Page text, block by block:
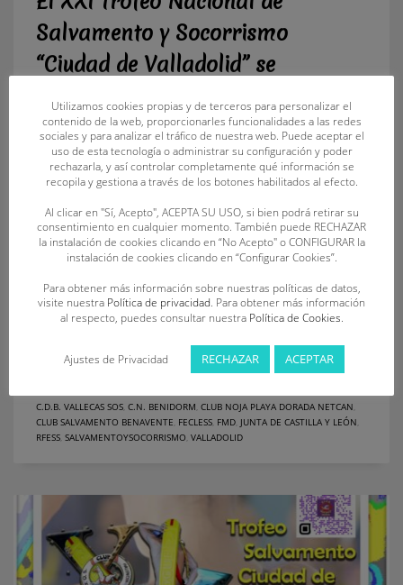
Salvamento y Socorrismo
“Ciudad de Valladolid” se
celebrará los días 23 y 24 de
marzo
JUEVES, 21 MARZO 2024 BYFECLESS
La competición reunirá cerca de 350 socorristas de 14 clubes
de cuatro Comunidades Autónomas La vigésimo primera
edición del Trofeo Nacional de Salvamento y Socorrismo
Clubes, que cuenta con pruebas de piscina y de arena, se
celebrará el sábado día 23 de marzo en
PUBLISHED IN DEPORTE,NOTICIAS
C.A. TELENO SALVAMENTO,C.D. OCA SOS,C.D.
C.D.B. VALLECAS SOS C.N. BENIDORM CLUB NOJA PLAYA DORADA NETCAN
CLUB SALVAMENTO BENAVENTE FECLESS FMD JUNTA DE CASTILLA Y LEÓN
RFESS SALVAMENTOYSOCORRISMO VALLADOLID
Utilizamos cookies propias y de terceros para personalizar el
contenido de la web, proporcionarles funcionalidades a las redes
sociales y para analizar el tráfico de nuestra web. Puede aceptar el
uso de esta tecnología o administrar su configuración y poder
rechazarla, y así controlar completamente qué información se
recopila y gestiona a través de los botones habilitados al efecto.
Al clicar en "Sí, Acepto", ACEPTA SU USO, si bien podrá retirar su
consentimiento en cualquier momento. También puede RECHAZAR
la instalación de cookies clicando en “No Acepto" o CONFIGURAR la
instalación de cookies clicando en “Configurar Cookies”.
Para obtener más información sobre nuestras políticas de datos,
visite nuestra Política de privacidad. Para obtener más información
al respecto, puedes consultar nuestra Política de Cookies.
Ajustes de Privacidad RECHAZAR ACEPTAR